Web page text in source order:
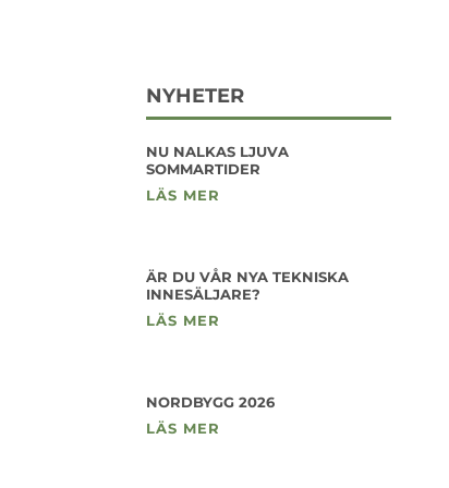
NYHETER
NU NALKAS LJUVA
SOMMARTIDER
LÄS MER
ÄR DU VÅR NYA TEKNISKA
INNESÄLJARE?
LÄS MER
NORDBYGG 2026
LÄS MER